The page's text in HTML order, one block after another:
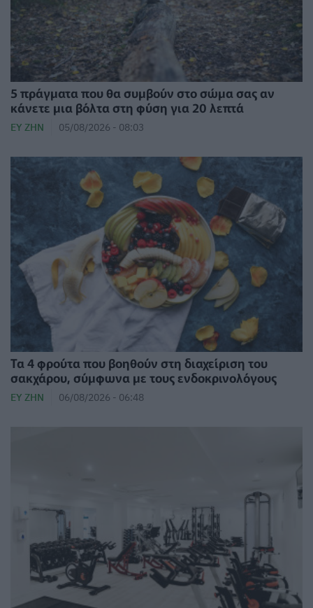
5 πράγματα που θα συμβούν στο σώμα σας αν
κάνετε μια βόλτα στη φύση για 20 λεπτά
ΕΥ ΖΗΝ 05/08/2026 - 08:03
Τα 4 φρούτα που βοηθούν στη διαχείριση του
σακχάρου, σύμφωνα με τους ενδοκρινολόγους
ΕΥ ΖΗΝ 06/08/2026 - 06:48